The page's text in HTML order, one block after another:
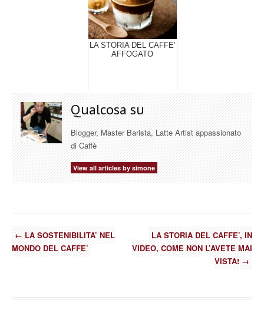
LA STORIA DEL CAFFE'
AFFOGATO
Qualcosa su
Blogger, Master Barista, Latte Artist appassionato
di Caffè
View all articles by simone
←LA SOSTENIBILITA’ NEL
MONDO DEL CAFFE’
LA STORIA DEL CAFFE’, IN
VIDEO, COME NON L’AVETE MAI
VISTA!→